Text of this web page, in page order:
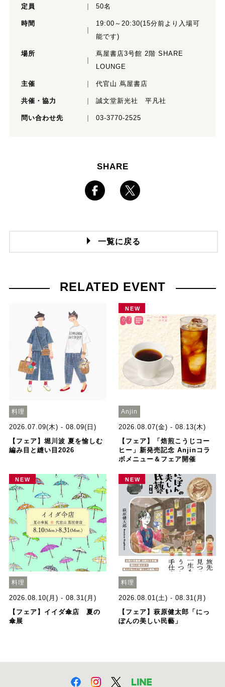
定員 50名
時間
19:00～20:30(15分前より入場可
能です)
場所
蔦屋書店3号館 2階 SHARE
LOUNGE
主催 代官山 蔦屋書店
共催・協力 誠文堂新光社 平凡社
問い合わせ先 03-3770-2525
SHARE
一覧に戻る
RELATED EVENT
料理
2026.07.09(木) - 08.09(日)
【フェア】堀川波 夏を愉しむ
編み目と縫い目2026
NEW
Anjin
2026.08.07(金) - 08.13(木)
【フェア】「焙煎こうじコー
ヒー」新発売記念 Anjinコラ
ボメニュー＆フェア開催
NEW
料理
2026.08.10(月) - 08.31(月)
【フェア】イイダ傘店 夏の
傘展
NEW
料理
2026.08.01(土) - 08.31(月)
【フェア】萩原健太郎「にっ
ぽんの美しい民藝」